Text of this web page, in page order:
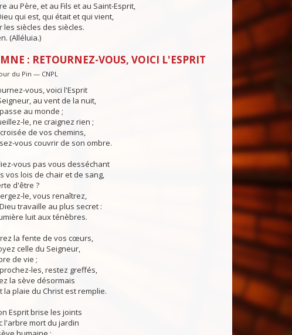
au Père, et au Fils et au Saint-Esprit,
qui est, qui était et qui vient,
les siècles des siècles.
(Alléluia.)
: RETOURNEZ-VOUS, VOICI L'ESPRIT
du Pin — CNPL
vous, voici l'Esprit
au vent de la nuit,
au monde ;
le, ne craignez rien ;
de vos chemins,
vous couvrir de son ombre.
vous pas vous desséchant
vos lois de chair et de sang,
d'être ?
le, vous renaîtrez,
travaille au plus secret :
luit aux ténèbres.
la fente de vos cœurs,
celle du Seigneur,
de vie ;
les, restez greffés,
la sève désormais
la plaie du Christ est remplie.
Esprit brise les joints
l'arbre mort du jardin